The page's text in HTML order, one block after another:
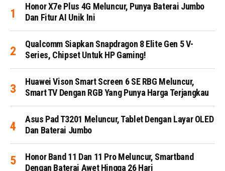
Honor X7e Plus 4G Meluncur, Punya Baterai Jumbo
Dan Fitur AI Unik Ini
Qualcomm Siapkan Snapdragon 8 Elite Gen 5 V-
Series, Chipset Untuk HP Gaming!
Huawei Vison Smart Screen 6 SE RBG Meluncur,
Smart TV Dengan RGB Yang Punya Harga Terjangkau
Asus Pad T3201 Meluncur, Tablet Dengan Layar OLED
Dan Baterai Jumbo
Honor Band 11 Dan 11 Pro Meluncur, Smartband
Dengan Baterai Awet Hingga 26 Hari